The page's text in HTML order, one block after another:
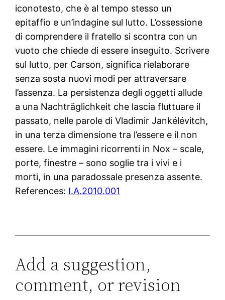
iconotesto, che è al tempo stesso un
epitaffio e un’indagine sul lutto. L’ossessione
di comprendere il fratello si scontra con un
vuoto che chiede di essere inseguito. Scrivere
sul lutto, per Carson, significa rielaborare
senza sosta nuovi modi per attraversare
l’assenza. La persistenza degli oggetti allude
a una Nachträglichkeit che lascia fluttuare il
passato, nelle parole di Vladimir Jankélévitch,
in una terza dimensione tra l’essere e il non
essere. Le immagini ricorrenti in Nox – scale,
porte, finestre – sono soglie tra i vivi e i
morti, in una paradossale presenza assente.
References: I.A.2010.001
Add a suggestion,
comment, or revision